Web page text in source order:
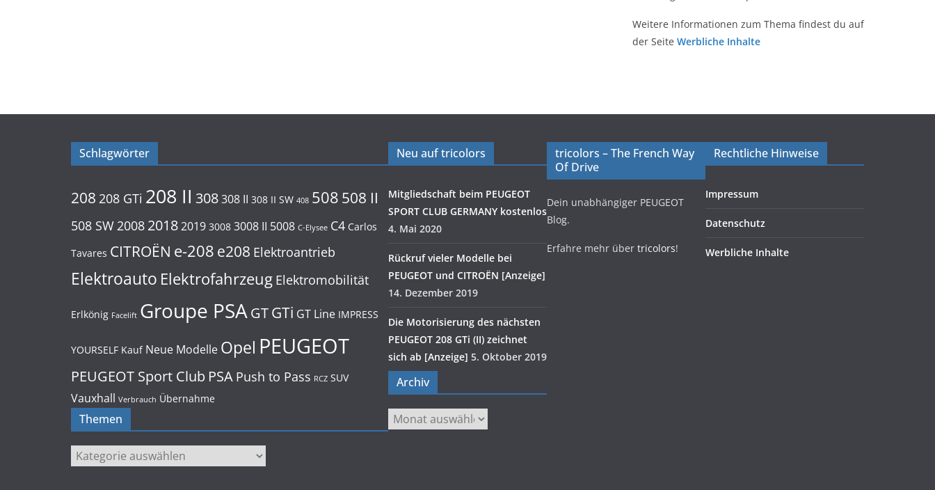
Weitere Informationen zum Thema findest du auf
der Seite Werbliche Inhalte
Schlagwörter
208 208 GTi 208 II 308308 II 308 II SW 408 508 508 II
508 SW 2008 20182019 3008 3008 II 5008 C-Elysee C4 Carlos
Tavares CITROËN e-208 e208 Elektroantrieb
Elektroauto Elektrofahrzeug Elektromobilität
Erlkönig Facelift Groupe PSAGTGTi GT Line IMPRESS
YOURSELF Kauf Neue Modelle Opel PEUGEOT
PEUGEOT Sport Club PSA Push to Pass RCZ SUV
Vauxhall Verbrauch Übernahme
Themen
Themen
Neu auf tricolors
Mitgliedschaft beim PEUGEOT
SPORT CLUB GERMANY kostenlos
4. Mai 2020
Rückruf vieler Modelle bei
PEUGEOT und CITROËN [Anzeige]
14. Dezember 2019
Die Motorisierung des nächsten
PEUGEOT 208 GTi (II) zeichnet
sich ab [Anzeige] 5. Oktober 2019
Archiv
Archiv
tricolors – The French Way
Of Drive
Dein unabhängiger PEUGEOT
Blog.
Erfahre mehr über tricolors!
Rechtliche Hinweise
Impressum
Datenschutz
Werbliche Inhalte